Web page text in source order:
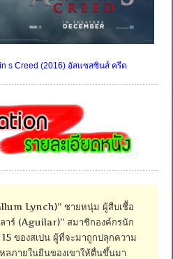
s Creed (2016) อัสแซสซินส์ ครีด
Lynch)” ชายหนุ่ม ผู้สืบเชื้อ
าร์ (Aguilar)” สมาชิกองค์กรนัก
ของสเปน ผู้ที่จะมาถูกปลุกความ
ลภายในยีนของเขาให้ตื่นขึ้นมา